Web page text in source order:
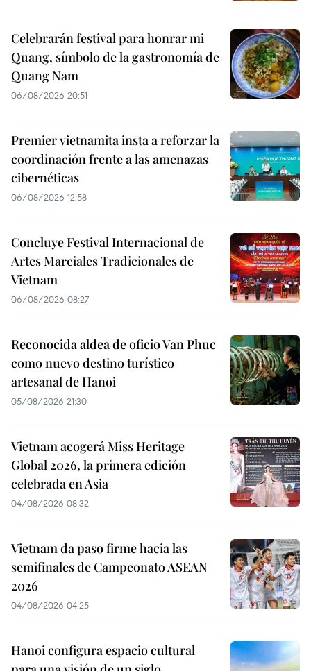
Celebrarán festival para honrar mi
Quang, símbolo de la gastronomía de
Quang Nam
06/08/2026 20:51
Premier vietnamita insta a reforzar la
coordinación frente a las amenazas
cibernéticas
06/08/2026 12:58
Concluye Festival Internacional de
Artes Marciales Tradicionales de
Vietnam
06/08/2026 08:27
Reconocida aldea de oficio Van Phuc
como nuevo destino turístico
artesanal de Hanoi
05/08/2026 21:30
Vietnam acogerá Miss Heritage
Global 2026, la primera edición
celebrada en Asia
04/08/2026 08:32
Vietnam da paso firme hacia las
semifinales de Campeonato ASEAN
2026
04/08/2026 04:25
Hanoi configura espacio cultural